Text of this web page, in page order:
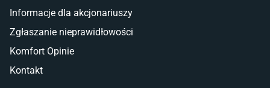
Informacje dla akcjonariuszy
Zgłaszanie nieprawidłowości
Komfort Opinie
Kontakt